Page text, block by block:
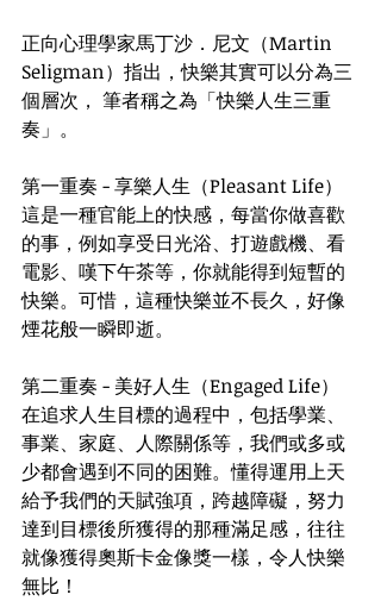
正向心理學家馬丁沙．尼文（Martin
Seligman）指出，快樂其實可以分為三
個層次， 筆者稱之為「快樂人生三重
奏」。
第一重奏 - 享樂人生（Pleasant Life）
這是一種官能上的快感，每當你做喜歡
的事，例如享受日光浴、打遊戲機、看
電影、嘆下午茶等，你就能得到短暫的
快樂。可惜，這種快樂並不長久，好像
煙花般一瞬即逝。
第二重奏 - 美好人生（Engaged Life）
在追求人生目標的過程中，包括學業、
事業、家庭、人際關係等，我們或多或
少都會遇到不同的困難。懂得運用上天
給予我們的天賦強項，跨越障礙，努力
達到目標後所獲得的那種滿足感，往往
就像獲得奧斯卡金像獎一樣，令人快樂
無比！